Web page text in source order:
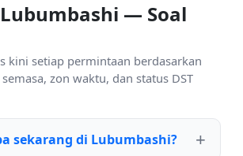
— Soal
kini setiap permintaan berdasarkan
zon waktu, dan status DST
sekarang di Lubumbashi?